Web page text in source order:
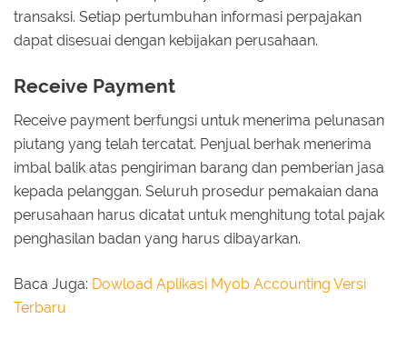
transaksi. Setiap pertumbuhan informasi perpajakan
dapat disesuai dengan kebijakan perusahaan.
Receive Payment
Receive payment berfungsi untuk menerima pelunasan
piutang yang telah tercatat. Penjual berhak menerima
imbal balik atas pengiriman barang dan pemberian jasa
kepada pelanggan. Seluruh prosedur pemakaian dana
perusahaan harus dicatat untuk menghitung total pajak
penghasilan badan yang harus dibayarkan.
Baca Juga: Dowload Aplikasi Myob Accounting Versi
Terbaru